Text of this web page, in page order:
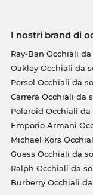
I nostri brand di
Ray-Ban Occhiali da
Oakley Occhiali da
Persol Occhiali da
Carrera Occhiali da
Polaroid Occhiali da
Emporio Armani
Michael Kors
Guess Occhiali da
Ralph Occhiali da
Burberry Occhiali